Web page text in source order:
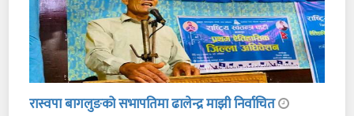
रास्वपा बागलुङको सभापतिमा ढालेन्द्र माझी निर्वाचित